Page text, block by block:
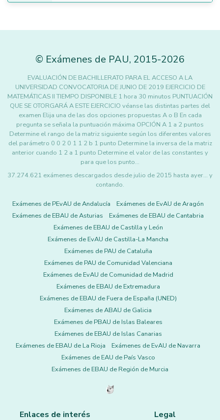
© Exámenes de PAU, 2015-2026
EVALUACIÓN DE BACHILLERATO PARA EL ACCESO A LA
UNIVERSIDAD CONVOCATORIA DE JUNIO DE 2019 EJERCICIO DE
MATEMÁTICAS II TIEMPO DISPONIBLE 1 hora 30 minutos PUNTUACIÓN
QUE SE OTORGARÁ A ESTE EJERCICIO véanse las distintas partes del
examen Elija una de las dos opciones propuestas A o B En cada
pregunta se señala la puntuación máxima OPCIÓN A 1 a 2 puntos
Determine el rango de la matriz siguiente según los diferentes valores
del parámetro 0 0 2 0 1 1 2 b 1 punto Determine la inversa de la matriz
anterior cuando 1 2 a 1 punto Determine el valor de las constantes y
para que los punto…
37.274.621 exámenes descargados desde julio de 2015 hasta ayer... y
contando.
Exámenes de PEvAU de Andalucía
Exámenes de EvAU de Aragón
Exámenes de EBAU de Asturias
Exámenes de EBAU de Cantabria
Exámenes de EBAU de Castilla y León
Exámenes de EvAU de Castilla-La Mancha
Exámenes de PAU de Cataluña
Exámenes de PAU de Comunidad Valenciana
Exámenes de EvAU de Comunidad de Madrid
Exámenes de EBAU de Extremadura
Exámenes de EBAU de Fuera de España (UNED)
Exámenes de ABAU de Galicia
Exámenes de PBAU de Islas Baleares
Exámenes de EBAU de Islas Canarias
Exámenes de EBAU de La Rioja
Exámenes de EvAU de Navarra
Exámenes de EAU de País Vasco
Exámenes de EBAU de Región de Murcia
Enlaces de interés Legal